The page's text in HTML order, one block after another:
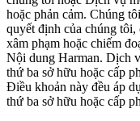
hoặc phản cảm. Chúng
quyết định của chúng
xâm phạm hoặc chiếm
Nội dung Harman. Dịch
thứ ba sở hữu hoặc cấp
Điều khoản này đều áp
thứ ba sở hữu hoặc cấp